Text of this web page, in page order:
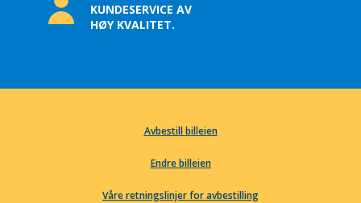
KUNDESERVICE AV
HØY KVALITET.
Avbestill billeien
Endre billeien
Våre retningslinjer for avbestilling